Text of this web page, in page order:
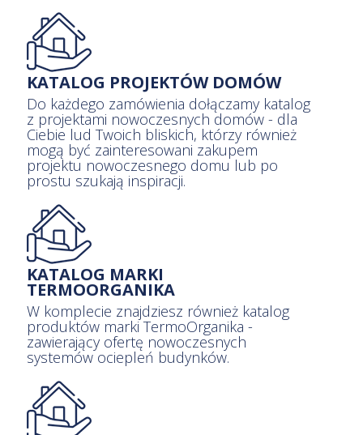
KATALOG PROJEKTÓW DOMÓW
Do każdego zamówienia dołączamy katalog
z projektami nowoczesnych domów - dla
Ciebie lud Twoich bliskich, którzy również
mogą być zainteresowani zakupem
projektu nowoczesnego domu lub po
prostu szukają inspiracji.
KATALOG MARKI
TERMOORGANIKA
W komplecie znajdziesz również katalog
produktów marki TermoOrganika -
zawierający ofertę nowoczesnych
systemów ociepleń budynków.